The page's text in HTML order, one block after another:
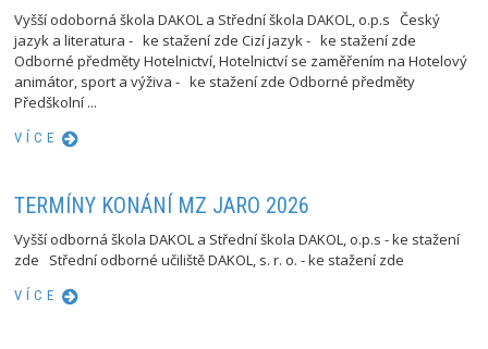
Vyšší odoborná škola DAKOL a Střední škola DAKOL, o.p.s Český
jazyk a literatura - ke stažení zde Cizí jazyk - ke stažení zde
Odborné předměty Hotelnictví, Hotelnictví se zaměřením na Hotelový
animátor, sport a výživa - ke stažení zde Odborné předměty
Předškolní ...
VÍCE
TERMÍNY KONÁNÍ MZ JARO 2026
Vyšší odborná škola DAKOL a Střední škola DAKOL, o.p.s - ke stažení
zde Střední odborné učiliště DAKOL, s. r. o. - ke stažení zde
VÍCE